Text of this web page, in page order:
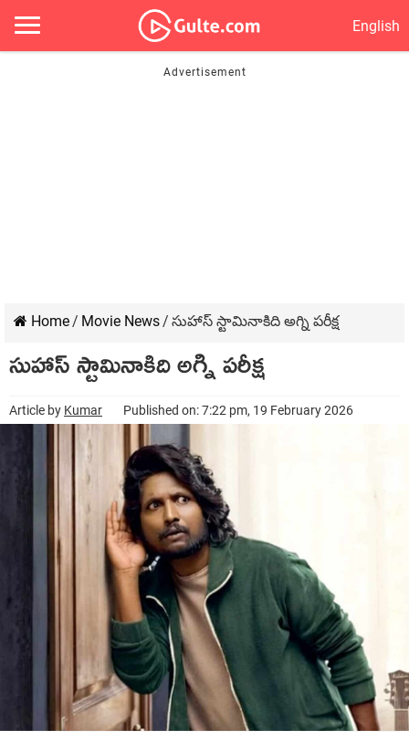
English
Home/ Movie News/ సుహాస్ స్టామినాకిది అగ్ని పరీక్ష
సుహాస్ స్టామినాకిది అగ్ని పరీక్ష
Article by Kumar Published on: 7:22 pm, 19 February 2026